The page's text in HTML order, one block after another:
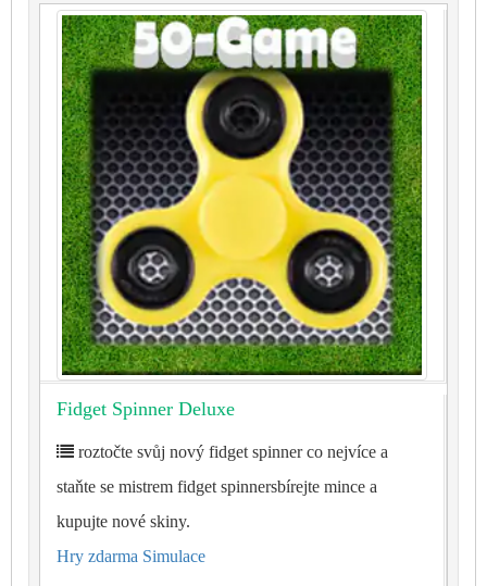
Fidget Spinner Deluxe
roztočte svůj nový fidget spinner co nejvíce a
staňte se mistrem fidget spinnersbírejte mince a
kupujte nové skiny.
Hry zdarma Simulace